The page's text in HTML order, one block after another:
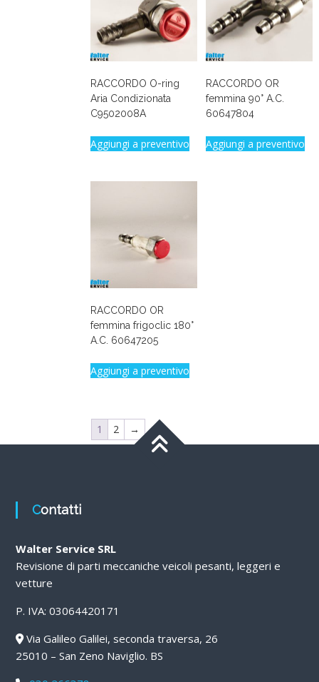
RACCORDO O-ring
Aria Condizionata
C9502008A
Aggiungi a preventivo
RACCORDO OR
femmina 90° A.C.
60647804
Aggiungi a preventivo
RACCORDO OR
femmina frigoclic 180°
A.C. 60647205
Aggiungi a preventivo
1 2 →
Contatti
Walter Service SRL
Revisione di parti meccaniche veicoli pesanti, leggeri e
vetture
P. IVA: 03064420171
Via Galileo Galilei, seconda traversa, 26
25010 – San Zeno Naviglio. BS